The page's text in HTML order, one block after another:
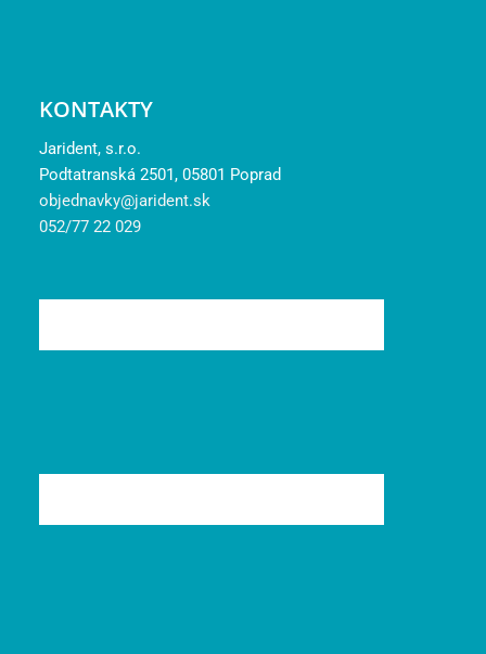
KONTAKTY
Jarident, s.r.o.
Podtatranská 2501, 05801 Poprad
objednavky@jarident.sk
052/77 22 029